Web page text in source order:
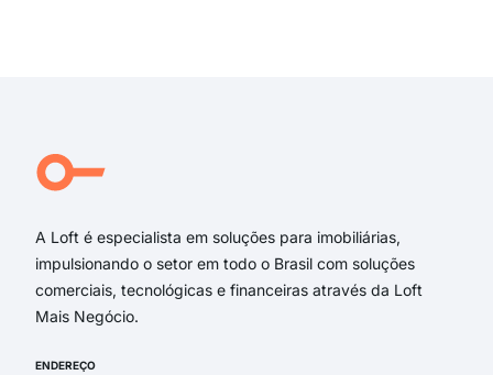
A Loft é especialista em soluções para imobiliárias,
impulsionando o setor em todo o Brasil com soluções
comerciais, tecnológicas e financeiras através da Loft
Mais Negócio.
ENDEREÇO